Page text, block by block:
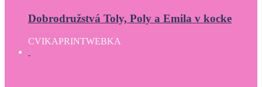
Dobrodružstvá Toly, Poly a Emila v kocke
CVIKAPRINTWEBKA